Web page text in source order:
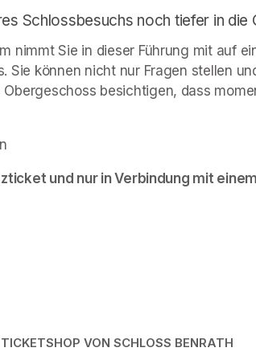
Schlossbesuchs noch tiefer in die
nimmt Sie in dieser Führung mit auf
Sie können nicht nur Fragen stellen
besichtigen, dass
und nur in Verbindung mit
VON SCHLOSS BENRATH